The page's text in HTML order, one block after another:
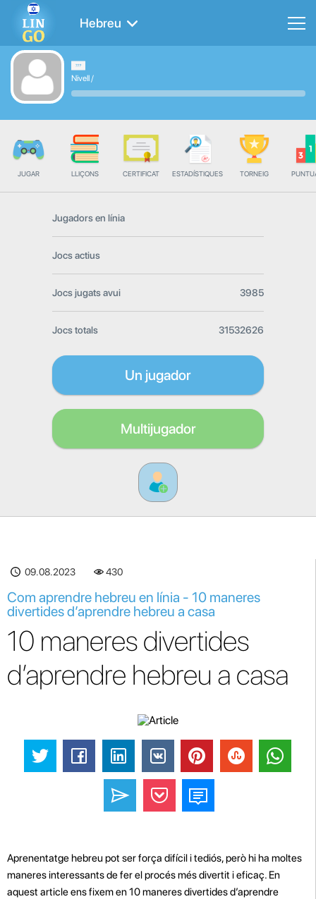
Hebreu
Nivell/
JUGAR LLIÇONS CERTIFICAT ESTADÍSTIQUES TORNEIG
Jugadors en línia
Jocs actius
Jocs jugats avui 3985
Jocs totals 31532626
Un jugador
Multijugador
09.08.2023 430
Com aprendre hebreu en línia - 10 maneres
divertides d’aprendre hebreu a casa
10 maneres divertides
d’aprendre hebreu a casa
Aprenentatge hebreu pot ser força difícil i tediós, però hi ha moltes
maneres interessants de fer el procés més divertit i eficaç. En
aquest article ens fixem en 10 maneres divertides d’aprendre